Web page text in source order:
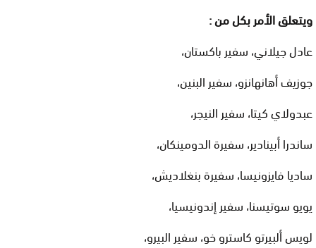
ويتعلق الأمر بكل من:
عادل جيلاني، سفير باكستان،
جوزيف أهانهانزو، سفير البنين،
عبدولاي كيتا، سفير النيجر،
ساندرا أبينادير، سفيرة الدومينكان،
ساديا فايزونيسا، سفيرة بنغلاديش،
يويو سوتيسنا، سفير إندونيسيا،
لويس ألبيرتو كاسترو خو، سفير البيرو،